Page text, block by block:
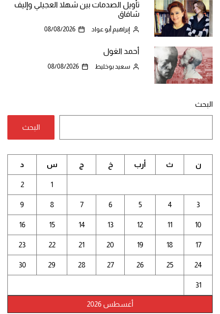
تأويل الصدمات بين شهلا العجيلي وإليف
شافاق
إبراهيم أبو عواد 08/08/2026
أحمد الغول
سعيد بوخليط 08/08/2026
البحث
البحث
أغسطس 2026
ن ث أرب خ ج س د
1
2
3
4
5
6
7
8
9
10
11
12
13
14
15
16
17
18
19
20
21
22
23
24
25
26
27
28
29
30
31